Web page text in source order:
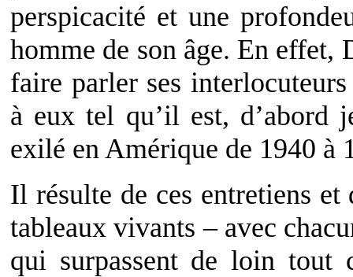
perspicacité et une
homme de son âge. En effet,
faire parler ses
à eux tel qu’il est, d’abord
exilé en Amérique de 1940 à
Il résulte de ces entretiens et
tableaux vivants – avec
qui surpassent de loin tout